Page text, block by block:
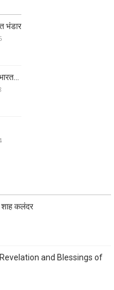
भंडार
कलंदर
and Blessings of